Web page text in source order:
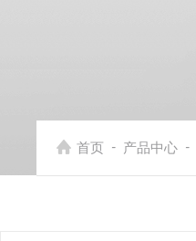
首页 - 产品中心 -